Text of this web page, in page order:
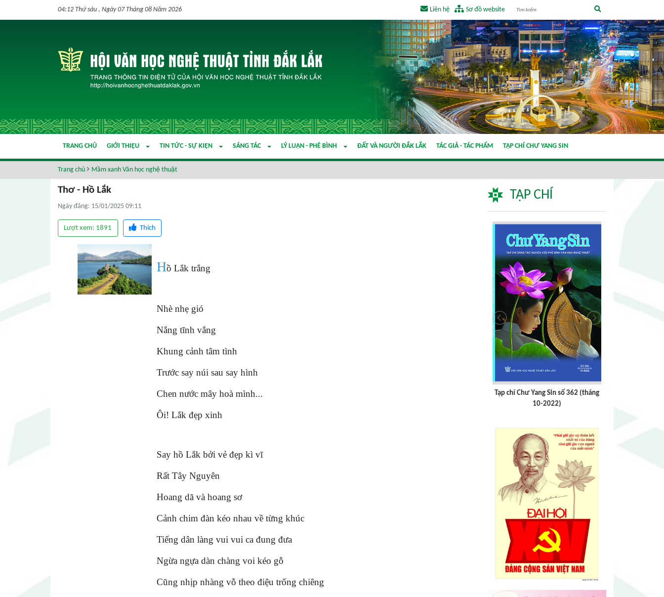
04:12 Thứ sáu , Ngày 07 Tháng 08 Năm 2026 Liên hệ Sơ đồ website
TRANG CHỦ GIỚI THIỆU TIN TỨC - SỰ KIỆN SÁNG TÁC LÝ LUẬN - PHÊ BÌNH ĐẤT VÀ NGƯỜI ĐẮK LẮK TÁC GIẢ - TÁC PHẨM TẠP CHÍ CHƯ YANG SIN
Trang chủ Mầm xanh Văn học nghệ thuật
Thơ - Hồ Lắk
Ngày đăng: 15/01/2025 09:11
Lượt xem: 1891 Thích
Hồ Lắk trắng
Nhè nhẹ gió
Nắng tĩnh vắng
Khung cảnh tâm tình
Trước say núi sau say hình
Chen nước mây hoà mình...
Ôi! Lắk đẹp xinh
Say hồ Lắk bởi vẻ đẹp kì vĩ
Rất Tây Nguyên
Hoang dã và hoang sơ
Cảnh chim đàn kéo nhau về từng khúc
Tiếng dân làng vui vui ca đung đưa
Ngừa ngựa dàn chàng voi kéo gỗ
Cũng nhịp nhàng vỗ theo điệu trống chiêng
TẠP CHÍ
Tạp chí Chư Yang Sin số 362 (tháng
10-2022)
Lễ hội sầu riêng Đắk Lắk 2026
quy mô khủng với 17 hoạt động